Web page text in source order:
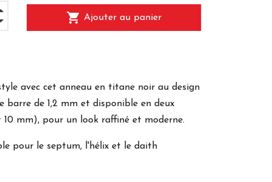
shopping_cart Ajouter au panier
avec cet anneau en titane noir au design
barre de 1,2 mm et disponible en deux
mm), pour un look raffiné et moderne.
pour le septum, l'hélix et le daith